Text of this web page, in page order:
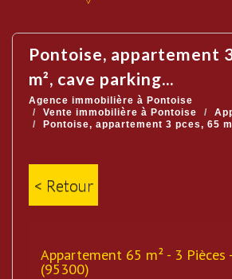
pontoise, appartement 3 pces, 65
m², cave parking...
Agence immobilière à Pontoise
Vente immobilière à Pontoise
Pontoise, appartement 3 pces, 65
< Retour
Appartement 65 m² - 3 Pièces
(95300)